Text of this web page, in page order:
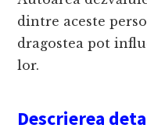
dintre aceste
dragostea pot
lor.
Descrierea